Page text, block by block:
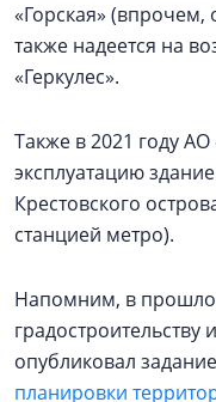
«Горская» (впрочем,
также надеется на
«Геркулес».
Также в 2021 году
эксплуатацию
Крестовского
станцией метро).
Напомним, в
градостроительству
опубликовал
планировки